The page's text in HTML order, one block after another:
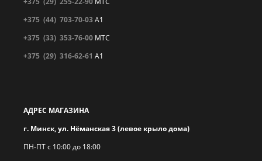
+375 (44) 703-70-03A1
+375 (33) 353-76-00 МТС
+375 (29) 316-62-61 A1
АДРЕС МАГАЗИНА
г. Минск, ул. Нёманская 3 (левое крыло дома)
ПН-ПТ с 10:00 до 18:00